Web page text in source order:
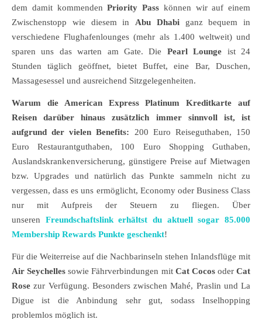
dem damit kommendenPriority Pass können wir auf einem
Zwischenstopp wie diesem in Abu Dhabi ganz bequem in
verschiedene Flughafenlounges (mehr als 1.400 weltweit) und
sparen uns das warten am Gate. Die Pearl Lounge ist 24
Stunden täglich geöffnet, bietet Buffet, eine Bar, Duschen,
Massagesessel und ausreichend Sitzgelegenheiten.
Warum die American Express Platinum Kreditkarte auf
Reisen darüber hinaus zusätzlich immer sinnvoll ist,
ist
aufgrund der vielen Benefits: 200 Euro Reiseguthaben, 150
Euro Restaurantguthaben, 100 Euro Shopping Guthaben,
Auslandskrankenversicherung, günstigere Preise auf Mietwagen
bzw. Upgrades und natürlich das Punkte sammeln nicht zu
vergessen, dass es uns ermöglicht, Economy oder Business Class
nur mit Aufpreis der Steuern zu fliegen. Über
unseren Freundschaftslink erhältst du aktuell sogar 85.000
Membership Rewards Punkte geschenkt!
Für die Weiterreise auf die Nachbarinseln stehen Inlandsflüge mit
Air Seychelles sowie Fährverbindungen mit Cat Cocosoder Cat
Rose zur Verfügung. Besonders zwischen Mahé, Praslin und La
Digue ist die Anbindung sehr gut, sodass Inselhopping
problemlos möglich ist.